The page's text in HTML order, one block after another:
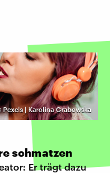
Pexels | Karolina Grabowska
schmatzen
Er trägt dazu